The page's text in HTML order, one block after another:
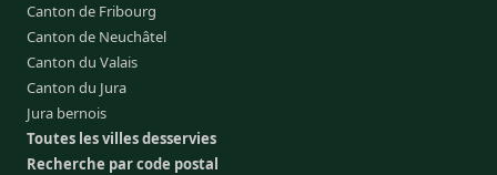
Canton de Fribourg
Canton de Neuchâtel
Canton du Valais
Canton du Jura
Jura bernois
Toutes les villes desservies
Recherche par code postal